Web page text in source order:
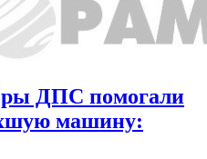
ДПС помогали
машину: